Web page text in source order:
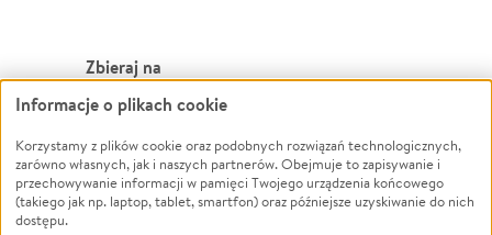
Zbieraj na
Leczenie
Zwierzęta
Pożar
Ukraina
Powódź
Wichura
NGO
Informacje o plikach cookie
Korzystamy z plików cookie oraz podobnych rozwiązań technologicznych,
zarówno własnych, jak i naszych partnerów. Obejmuje to zapisywanie i
przechowywanie informacji w pamięci Twojego urządzenia końcowego
(takiego jak np. laptop, tablet, smartfon) oraz późniejsze uzyskiwanie do nich
dostępu.